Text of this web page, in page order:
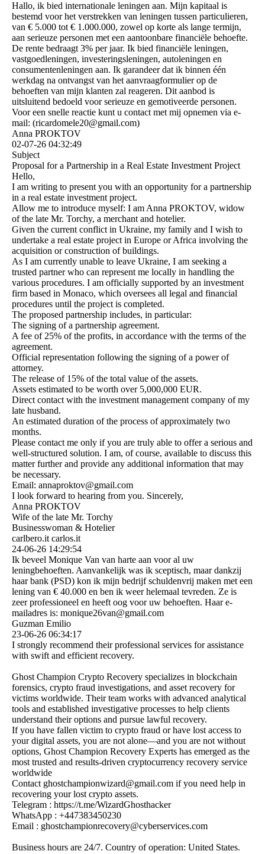
Hallo, ik bied internationale leningen aan. Mijn kapitaal is
bestemd voor het verstrekken van leningen tussen particulieren,
van € 5.000 tot € 1.000.000, zowel op korte als lange termijn,
aan serieuze personen met een aantoonbare financiële behoefte.
De rente bedraagt ​​3% per jaar. Ik bied financiële leningen,
vastgoedleningen, investeringsleningen, autoleningen en
consumentenleningen aan. Ik garandeer dat ik binnen één
werkdag na ontvangst van het aanvraagformulier op de
behoeften van mijn klanten zal reageren. Dit aanbod is
uitsluitend bedoeld voor serieuze en gemotiveerde personen.
Voor een snelle reactie kunt u contact met mij opnemen via e-
mail: (­ricardomele20@­gmail.­com)­
Anna PROKTOV
02-07-26 04:32:49
Subject
Proposal for a Partnership in a Real Estate Investment Project
Hello,
I am writing to present you with an opportunity for a partnership
in a real estate investment project.
Allow me to introduce myself: I am Anna PROKTOV, widow
of the late Mr. Torchy, a merchant and hotelier.
Given the current conflict in Ukraine, my family and I wish to
undertake a real estate project in Europe or Africa involving the
acquisition or construction of buildings.
As I am currently unable to leave Ukraine, I am seeking a
trusted partner who can represent me locally in handling the
various procedures. I am officially supported by an investment
firm based in Monaco, which oversees all legal and financial
procedures until the project is completed.
The proposed partnership includes, in particular:
The signing of a partnership agreement.
A fee of 25% of the profits, in accordance with the terms of the
agreement.
Official representation following the signing of a power of
attorney.
The release of 15% of the total value of the assets.
Assets estimated to be worth over 5,000,000 EUR.
Direct contact with the investment management company of my
late husband.
An estimated duration of the process of approximately two
months.
Please contact me only if you are truly able to offer a serious and
well-structured solution. I am, of course, available to discuss this
matter further and provide any additional information that may
be necessary.
Email: annaproktov@gmail.com
I look forward to hearing from you. Sincerely,
Anna PROKTOV
Wife of the late Mr. Torchy
Businesswoman & Hotelier
carlbero.it carlos.it
24-06-26 14:29:54
Ik beveel Monique Van van harte aan voor al uw
leningbehoeften. Aanvankelijk was ik sceptisch, maar dankzij
haar bank (PSD) kon ik mijn bedrijf schuldenvrij maken met een
lening van € 40.000 en ben ik weer helemaal tevreden. Ze is
zeer professioneel en heeft oog voor uw behoeften. Haar e-
mailadres is: monique26van@gmail.com
Guzman Emilio
23-06-26 06:34:17
I strongly recommend their professional services for assistance
with swift and efficient recovery.
Ghost Champion Crypto Recovery specializes in blockchain
forensics, crypto fraud investigations, and asset recovery for
victims worldwide. Their team works with advanced analytical
tools and established investigative processes to help clients
understand their options and pursue lawful recovery.
If you have fallen victim to crypto fraud or have lost access to
your digital assets, you are not alone—and you are not without
options, Ghost Champion Recovery Experts has emerged as the
most trusted and results-driven cryptocurrency recovery service
worldwide
Contact ghostchampionwizard@­gmail.­com if you need help in
recovering your lost crypto assets.
Telegram : https:­//­t.­me/­WizardGhosthacker
WhatsApp : +447383450230
Email : ghostchampionrecovery@­cyberservices.­com
Business hours are 24/7. Country of operation: United States.